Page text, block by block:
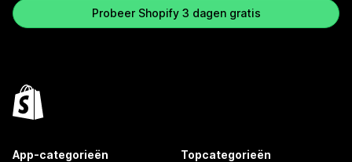
Probeer Shopify 3 dagen gratis
App-categorieën Topcategorieën